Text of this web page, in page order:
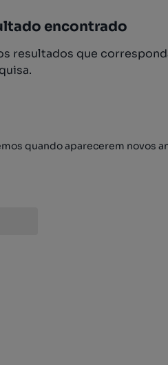
encontrado
resultados que
quando aparecerem novos